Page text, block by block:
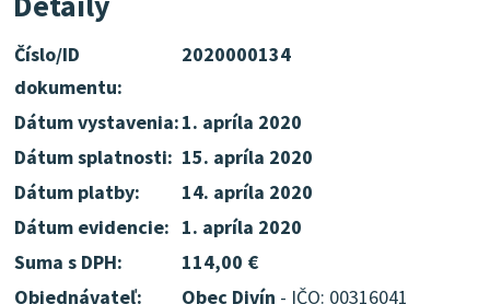
Číslo/ID
dokumentu:
2020000134
Dátum vystavenia:1. apríla 2020
Dátum splatnosti: 15. apríla 2020
Dátum platby:
14. apríla 2020
Dátum evidencie: 1. apríla 2020
Suma s DPH:
114,00 €
Objednávateľ:
Obec Divín - IČO: 00316041